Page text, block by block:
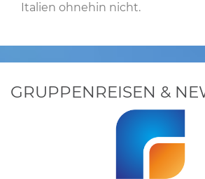
Italien ohnehin nicht.
GRUPPENREISEN &